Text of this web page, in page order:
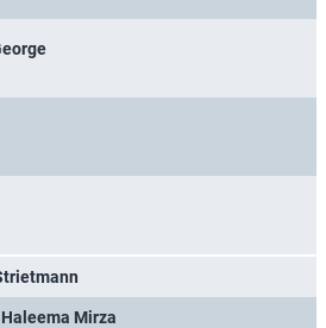
Haleema Mirza